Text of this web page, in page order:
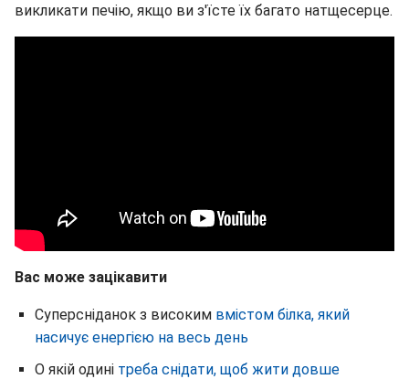
викликати печію, якщо ви з'їсте їх багато натщесерце.
Вас може зацікавити
Суперсніданок з високим вмістом білка, який
насичує енергією на весь день
О якій одині треба снідати, щоб жити довше